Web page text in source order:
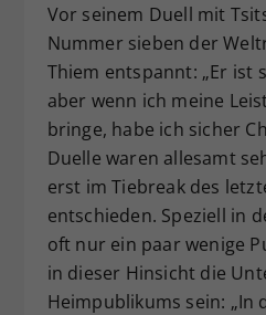
Vor seinem Duell mit
Nummer sieben der
Thiem entspannt: „Er ist
aber wenn ich meine
bringe, habe ich sicher
Duelle waren allesamt
erst im Tiebreak des
entschieden. Speziell in
oft nur ein paar wenige
in dieser Hinsicht die
Heimpublikums sein: „In